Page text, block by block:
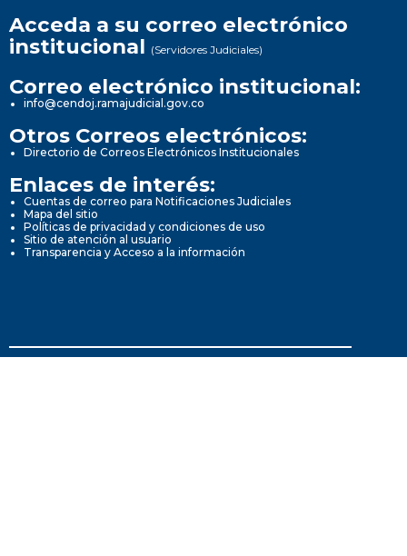
Acceda a su correo electrónico
institucional (Servidores Judiciales)
Correo electrónico institucional:
info@cendoj.ramajudicial.gov.co
Otros Correos electrónicos:
Directorio de Correos Electrónicos Institucionales
Enlaces de interés:
Cuentas de correo para Notificaciones Judiciales
Mapa del sitio
Políticas de privacidad y condiciones de uso
Sitio de atención al usuario
Transparencia y Acceso a la información